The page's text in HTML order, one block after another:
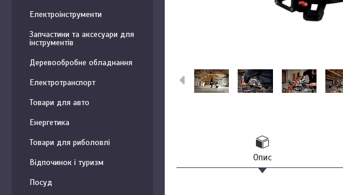
Опис
Електроінструменти
Запчастини та аксесуари для
інструментів
Деревообробне обладнання
Електротранспорт
Товари для авто
Енергетика
Товари для риболовлі
Відпочинок і туризм
Посуд